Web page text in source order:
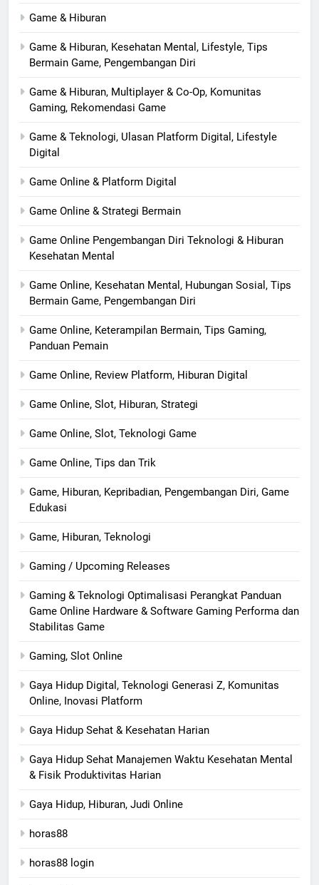
Game & Hiburan
Game & Hiburan, Kesehatan Mental, Lifestyle, Tips
Bermain Game, Pengembangan Diri
Game & Hiburan, Multiplayer & Co-Op, Komunitas
Gaming, Rekomendasi Game
Game & Teknologi, Ulasan Platform Digital, Lifestyle
Digital
Game Online & Platform Digital
Game Online & Strategi Bermain
Game Online Pengembangan Diri Teknologi & Hiburan
Kesehatan Mental
Game Online, Kesehatan Mental, Hubungan Sosial, Tips
Bermain Game, Pengembangan Diri
Game Online, Keterampilan Bermain, Tips Gaming,
Panduan Pemain
Game Online, Review Platform, Hiburan Digital
Game Online, Slot, Hiburan, Strategi
Game Online, Slot, Teknologi Game
Game Online, Tips dan Trik
Game, Hiburan, Kepribadian, Pengembangan Diri, Game
Edukasi
Game, Hiburan, Teknologi
Gaming / Upcoming Releases
Gaming & Teknologi Optimalisasi Perangkat Panduan
Game Online Hardware & Software Gaming Performa dan
Stabilitas Game
Gaming, Slot Online
Gaya Hidup Digital, Teknologi Generasi Z, Komunitas
Online, Inovasi Platform
Gaya Hidup Sehat & Kesehatan Harian
Gaya Hidup Sehat Manajemen Waktu Kesehatan Mental
& Fisik Produktivitas Harian
Gaya Hidup, Hiburan, Judi Online
horas88
horas88 login